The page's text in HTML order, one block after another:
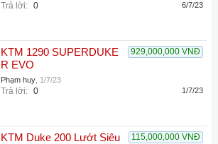
Trả lời: 0 6/7/23
929,000,000 VNĐ
KTM 1290 SUPERDUKE
R EVO
Phạm huy 1/7/23
Trả lời: 0 1/7/23
115,000,000 VNĐ
KTM Duke 200 Lướt Siêu